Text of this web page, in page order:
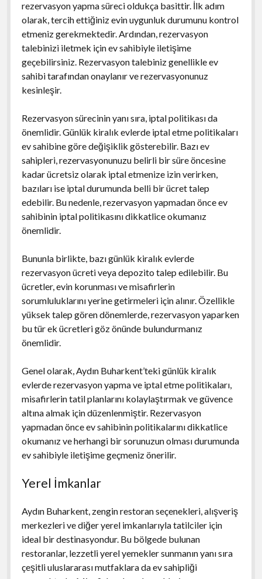
rezervasyon yapma süreci oldukça basittir. İlk adım
olarak, tercih ettiğiniz evin uygunluk durumunu kontrol
etmeniz gerekmektedir. Ardından, rezervasyon
talebinizi iletmek için ev sahibiyle iletişime
geçebilirsiniz. Rezervasyon talebiniz genellikle ev
sahibi tarafından onaylanır ve rezervasyonunuz
kesinleşir.
Rezervasyon sürecinin yanı sıra, iptal politikası da
önemlidir. Günlük kiralık evlerde iptal etme politikaları
ev sahibine göre değişiklik gösterebilir. Bazı ev
sahipleri, rezervasyonunuzu belirli bir süre öncesine
kadar ücretsiz olarak iptal etmenize izin verirken,
bazıları ise iptal durumunda belli bir ücret talep
edebilir. Bu nedenle, rezervasyon yapmadan önce ev
sahibinin iptal politikasını dikkatlice okumanız
önemlidir.
Bununla birlikte, bazı günlük kiralık evlerde
rezervasyon ücreti veya depozito talep edilebilir. Bu
ücretler, evin korunması ve misafirlerin
sorumluluklarını yerine getirmeleri için alınır. Özellikle
yüksek talep gören dönemlerde, rezervasyon yaparken
bu tür ek ücretleri göz önünde bulundurmanız
önemlidir.
Genel olarak, Aydın Buharkent’teki günlük kiralık
evlerde rezervasyon yapma ve iptal etme politikaları,
misafirlerin tatil planlarını kolaylaştırmak ve güvence
altına almak için düzenlenmiştir. Rezervasyon
yapmadan önce ev sahibinin politikalarını dikkatlice
okumanız ve herhangi bir sorunuzun olması durumunda
ev sahibiyle iletişime geçmeniz önerilir.
Yerel İmkanlar
Aydın Buharkent, zengin restoran seçenekleri, alışveriş
merkezleri ve diğer yerel imkanlarıyla tatilciler için
ideal bir destinasyondur. Bu bölgede bulunan
restoranlar, lezzetli yerel yemekler sunmanın yanı sıra
çeşitli uluslararası mutfaklara da ev sahipliği